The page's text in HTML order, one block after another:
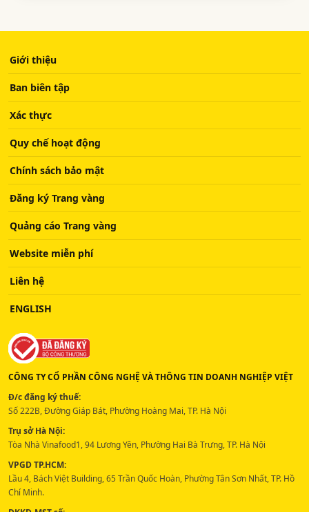
Giới thiệu
Ban biên tập
Xác thực
Quy chế hoạt động
Chính sách bảo mật
Đăng ký Trang vàng
Quảng cáo Trang vàng
Website miễn phí
Liên hệ
ENGLISH
CÔNG TY CỔ PHẦN CÔNG NGHỆ VÀ THÔNG TIN DOANH NGHIỆP VIỆT
Đ/c đăng ký thuế:
Số 222B, Đường Giáp Bát, Phường Hoàng Mai, TP. Hà Nội
Trụ sở Hà Nội:
Tòa Nhà Vinafood1, 94 Lương Yên, Phường Hai Bà Trưng, TP. Hà Nội
VPGD TP.HCM:
Lầu 4, Bách Việt Building, 65 Trần Quốc Hoàn, Phường Tân Sơn Nhất, TP. Hồ
Chí Minh.